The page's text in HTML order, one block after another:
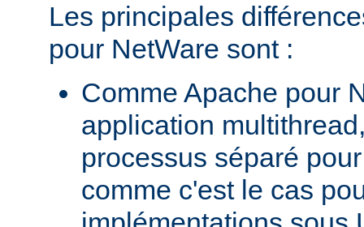
Les principales
pour NetWare sont :
Comme Apache pour
application
processus séparé
comme c'est le cas